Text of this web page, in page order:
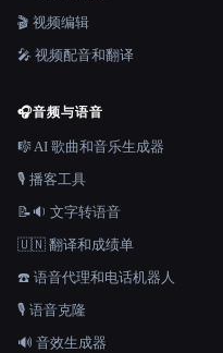
🎬 视频编辑
🎤 视频配音和翻译
🎧音频与语音
🎼 AI 歌曲和音乐生成器
🎙️ 播客工具
📝🔉 文字转语音
🇺🇳 翻译和成绩单
☎️ 语音代理和电话机器人
🎙️ 语音克隆
🔊 音效生成器